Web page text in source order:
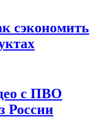
сэкономить
с ПВО
России